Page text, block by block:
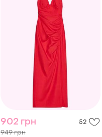
902 грн 52
949 грн